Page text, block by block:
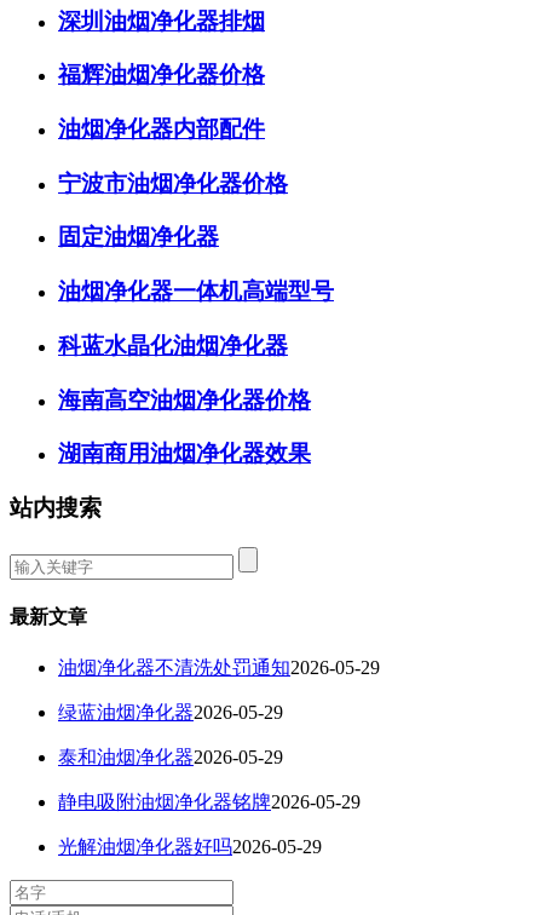
深圳油烟净化器排烟
福辉油烟净化器价格
油烟净化器内部配件
宁波市油烟净化器价格
固定油烟净化器
油烟净化器一体机高端型号
科蓝水晶化油烟净化器
海南高空油烟净化器价格
湖南商用油烟净化器效果
站内搜索
最新文章
油烟净化器不清洗处罚通知2026-05-29
绿蓝油烟净化器2026-05-29
泰和油烟净化器2026-05-29
静电吸附油烟净化器铭牌2026-05-29
光解油烟净化器好吗2026-05-29